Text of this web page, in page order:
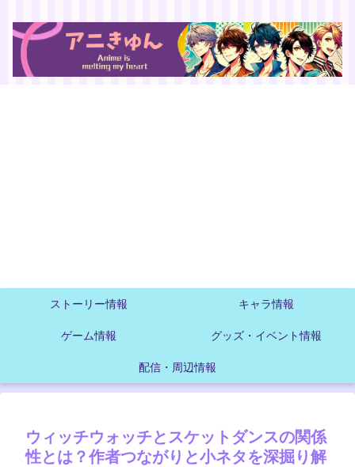
ストーリー情報 キャラ情報
ゲーム情報 グッズ・イベント情報
配信・周辺情報
ウィッチウォッチとスケットダンスの関係
性とは？作者つながりと小ネタを深掘り解